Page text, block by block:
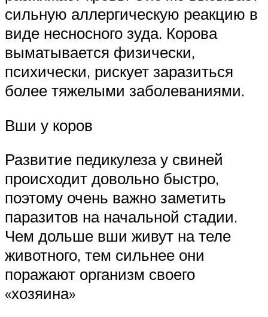
сильную аллергическую реакцию в
виде несносного зуда. Корова
выматывается физически,
психически, рискует заразиться
более тяжелыми заболеваниями.
Вши у коров
Развитие педикулеза у свиней
происходит довольно быстро,
поэтому очень важно заметить
паразитов на начальной стадии.
Чем дольше вши живут на теле
животного, тем сильнее они
поражают организм своего
«хозяина»